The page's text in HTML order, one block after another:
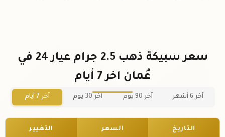
سعر سبيكة ذهب 2.5 جرام عيار 24 في
عُمان اخر 7 أيام
آخر 6 أشهر آخر 90 يوم آخر 30 يوم آخر 7 أيام
التاريخ السعر التغيير